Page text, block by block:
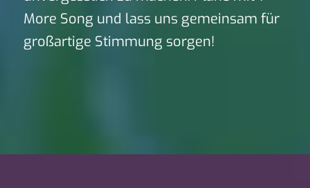
More Song und lass uns gemeinsam für
großartige Stimmung sorgen!